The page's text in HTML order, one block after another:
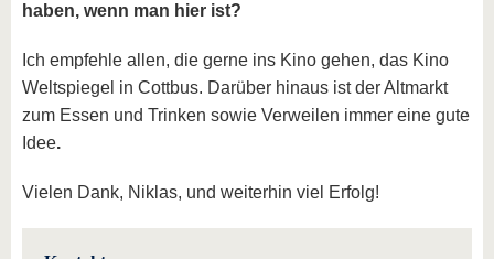
haben, wenn man hier ist?
Ich empfehle allen, die gerne ins Kino gehen, das Kino
Weltspiegel in Cottbus. Darüber hinaus ist der Altmarkt
zum Essen und Trinken sowie Verweilen immer eine gute
Idee.
Vielen Dank, Niklas, und weiterhin viel Erfolg!